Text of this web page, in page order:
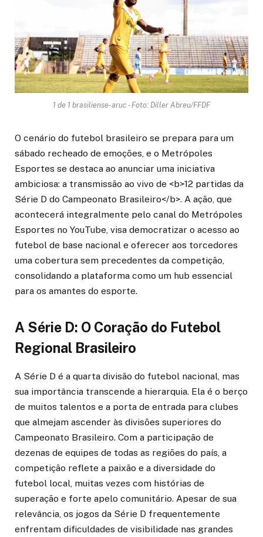
1 de 1 brasiliense-aruc - Foto: Diller Abreu/FFDF
O cenário do futebol brasileiro se prepara para um
sábado recheado de emoções, e o Metrópoles
Esportes se destaca ao anunciar uma iniciativa
ambiciosa: a transmissão ao vivo de <b>12 partidas da
Série D do Campeonato Brasileiro</b>. A ação, que
acontecerá integralmente pelo canal do Metrópoles
Esportes no YouTube, visa democratizar o acesso ao
futebol de base nacional e oferecer aos torcedores
uma cobertura sem precedentes da competição,
consolidando a plataforma como um hub essencial
para os amantes do esporte.
A Série D: O Coração do Futebol
Regional Brasileiro
A Série D é a quarta divisão do futebol nacional, mas
sua importância transcende a hierarquia. Ela é o berço
de muitos talentos e a porta de entrada para clubes
que almejam ascender às divisões superiores do
Campeonato Brasileiro. Com a participação de
dezenas de equipes de todas as regiões do país, a
competição reflete a paixão e a diversidade do
futebol local, muitas vezes com histórias de
superação e forte apelo comunitário. Apesar de sua
relevância, os jogos da Série D frequentemente
enfrentam dificuldades de visibilidade nas grandes